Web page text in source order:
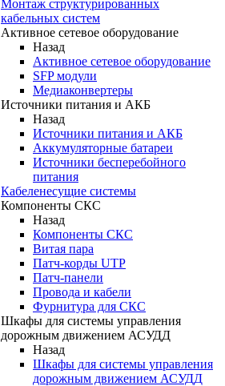
Монтаж структурированных
кабельных систем
Активное сетевое оборудование
Назад
Активное сетевое оборудование
SFP модули
Медиаконвертеры
Источники питания и АКБ
Назад
Источники питания и АКБ
Аккумуляторные батареи
Источники бесперебойного
питания
Кабеленесущие системы
Компоненты СКС
Назад
Компоненты СКС
Витая пара
Патч-корды UTP
Патч-панели
Провода и кабели
Фурнитура для СКС
Шкафы для системы управления
дорожным движением АСУДД
Назад
Шкафы для системы управления
дорожным движением АСУДД